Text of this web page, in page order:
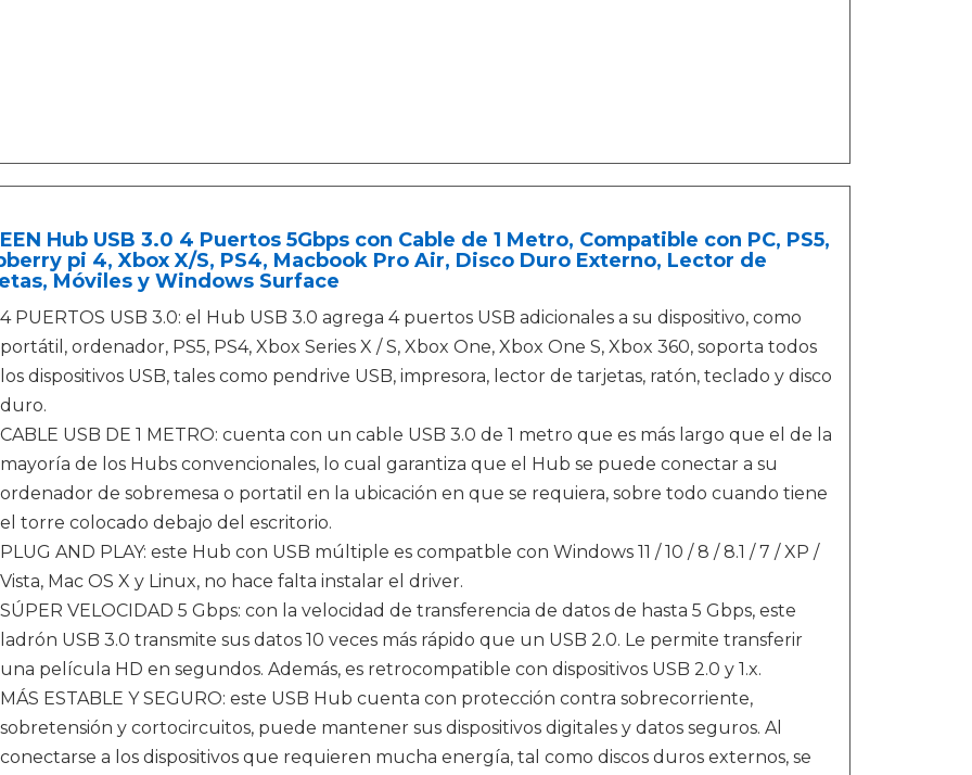
Hub USB 3.0 4 Puertos 5Gbps con Cable de 1 Metro, Compatible con PC, PS5,
pi 4, Xbox X/S, PS4, Macbook Pro Air, Disco Duro Externo, Lector de
Móviles y Windows Surface
4 PUERTOS USB 3.0: el Hub USB 3.0 agrega 4 puertos USB adicionales a su dispositivo, como
portátil, ordenador, PS5, PS4, Xbox Series X / S, Xbox One, Xbox One S, Xbox 360, soporta todos
los dispositivos USB, tales como pendrive USB, impresora, lector de tarjetas, ratón, teclado y disco
duro.
CABLE USB DE 1 METRO: cuenta con un cable USB 3.0 de 1 metro que es más largo que el de la
mayoría de los Hubs convencionales, lo cual garantiza que el Hub se puede conectar a su
ordenador de sobremesa o portatil en la ubicación en que se requiera, sobre todo cuando tiene
el torre colocado debajo del escritorio.
PLUG AND PLAY: este Hub con USB múltiple es compatble con Windows 11 / 10 / 8 / 8.1 / 7 / XP /
Vista, Mac OS X y Linux, no hace falta instalar el driver.
SÚPER VELOCIDAD 5 Gbps: con la velocidad de transferencia de datos de hasta 5 Gbps, este
ladrón USB 3.0 transmite sus datos 10 veces más rápido que un USB 2.0. Le permite transferir
una película HD en segundos. Además, es retrocompatible con dispositivos USB 2.0 y 1.x.
MÁS ESTABLE Y SEGURO: este USB Hub cuenta con protección contra sobrecorriente,
sobretensión y cortocircuitos, puede mantener sus dispositivos digitales y datos seguros. Al
conectarse a los dispositivos que requieren mucha energía, tal como discos duros externos, se